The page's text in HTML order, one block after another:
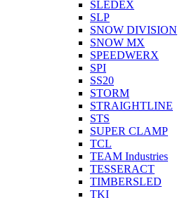
SLEDEX
SLP
SNOW DIVISION
SNOW MX
SPEEDWERX
SPI
SS20
STORM
STRAIGHTLINE
STS
SUPER CLAMP
TCL
TEAM Industries
TESSERACT
TIMBERSLED
TKI